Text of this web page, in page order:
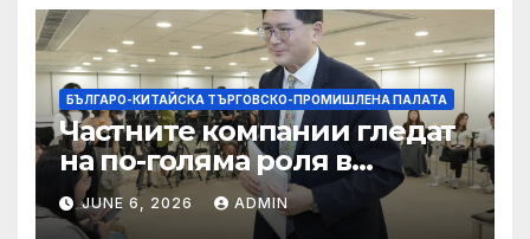
БЪЛГАРО-КИТАЙСКА ТЪРГОВСКО-ПРОМИШЛЕНА ПАЛАТА
Частните компании гледат
на по-голяма роля в
стратегическата
енергетика
JUNE 6, 2026 ADMIN